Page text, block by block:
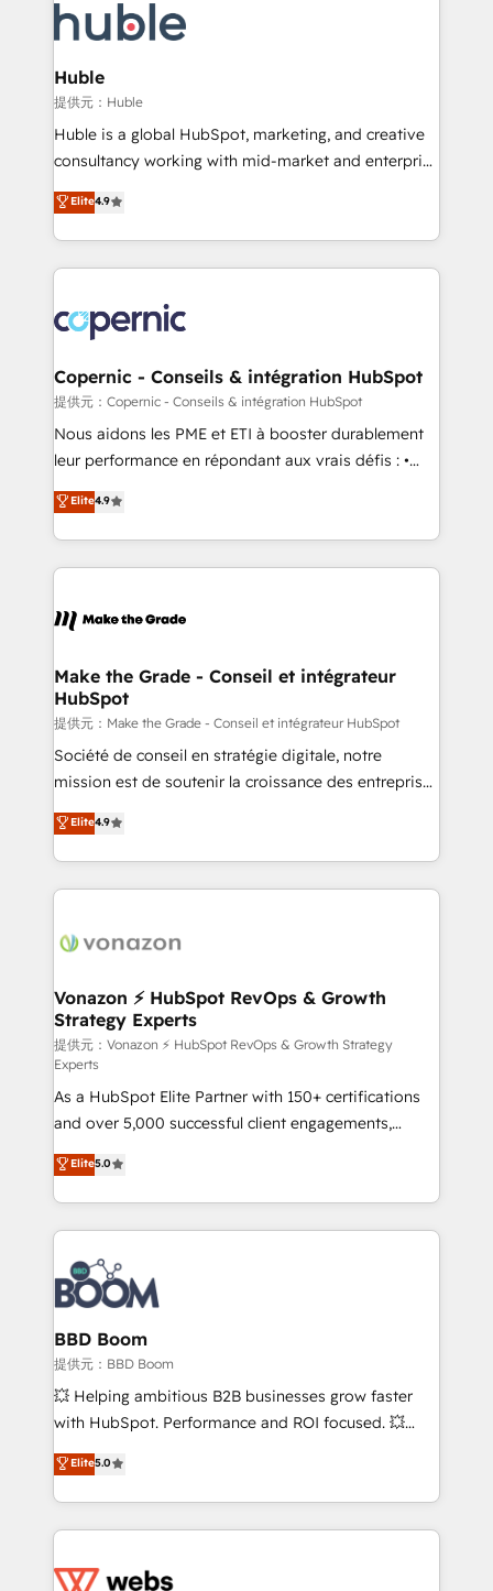
new HubSpot portal with Advanced Website and
CRM Migrations using our in-house "HubScrub" Tool.
skills, processes, and internal team you need to
attract the right buyers, close deals faster, and grow
without outside dependencies. You’ll learn how to: •
Set up, audit, and organize your HubSpot portal •
Get your sales team fully using HubSpot • Track
pipeline and revenue across the entire buyer journey
growth • Create content and videos that attract
buyers • Use AI to scale smarter Our coaching-led
lasts. So if you're ready to become the most trusted
voice in your market, let’s talk.
Huble
提供元：Huble
Huble is a global HubSpot, marketing, and creative
consultancy working with mid-market and enterprise
businesses. We go beyond implementation, shaping
the strategy, processes, and teams that turn
HubSpot into a genuine growth engine. Named
HubSpot's Global Partner of the Year in 2024,
worldwide, and with over 15 years in the ecosystem,
Huble has built a track record that speaks for itself.
One company, one operating model, delivering
across offices and consulting teams in the UK, USA,
Canada, Germany, France, Belgium, Singapore, and
South Africa. Certified compliant with ISO/IEC
international offices and 175+ employees.
Elite4.9
Copernic - Conseils & intégration HubSpot
提供元：Copernic - Conseils & intégration HubSpot
Nous aidons les PME et ETI à booster durablement
leur performance en répondant aux vrais défis : •
Intégration de HubSpot avec d’autres outils (ERP,
téléphonie, etc.) • Alignement des équipes grâce à un
outil et des données partagées • Amélioration de la
collecte et de l’analyse des données pour des
de la productivité des équipes Notre équipe de 30
avec un engagement total, alignant processus
métiers et technologie, et guidant vos équipes à
travers le changement, tout en centrant vos objectifs
d’entreprise. Grâce à une méthodologie éprouvée
auprès de plus de 400 clients, nous comprenons
HubSpot dans votre organisation. Pour toute
question technique ou besoin de structuration de
Elite4.9
Make the Grade - Conseil et intégrateur
HubSpot
提供元：Make the Grade - Conseil et intégrateur HubSpot
Société de conseil en stratégie digitale, notre
mission est de soutenir la croissance des entreprises
B2B à travers l’acquisition de nouveaux clients,
l'intégration CRM et le développement des revenus
auprès de vos comptes existants. En France et à
l'international, nous travaillons avec des ETI
delà d’une simple transformation digitale et des
➤ L’intégration de CRM et de méthodologie RevOps
pour aligner les équipes marketing, commerciales et
support client (data migration, synchronisation API,
audit et maintenance) ➤ La création de sites internet
de conversion qui transforment les visiteurs en
opportunités d'affaires ➤ La mise en place de
stratégies d'acquisition marketing (SEO, SEA,
inbound, automatisation marketing, ABM, IA,
emailing) Informations clés : - 10 ans d'expérience -
100+ intégrations CRM HubSpot réussies - 40
experts conseil - 150 certifications HubSpot
cumulées
Elite4.9
Vonazon ⚡ HubSpot RevOps & Growth
Strategy Experts
提供元：Vonazon ⚡ HubSpot RevOps & Growth Strategy
Experts
As a HubSpot Elite Partner with 150+ certifications
and over 5,000 successful client engagements,
Vonazon turns marketing complexity into
measurable, scalable growth. From onboarding to
enterprise-grade campaigns, our in-house team
builds scalable strategies that drive long-term
revenue. ⚙️ HubSpot Integration & Optimization •
Seamless CRM, CMS, and automation setup •
Complex platform migrations and data cleanups •
Custom APIs and third-party integrations 📈 End-to-
End Revenue Acceleration • Lifecycle marketing and
pipeline growth programs • Sales enablement tools
and CRM optimization • Retention strategies with
Execution • 750+ onboardings and 2,000+
implementations • Deep expertise across marketing,
Elite5.0
BBD Boom
提供元：BBD Boom
💥 Helping ambitious B2B businesses grow faster
with HubSpot. Performance and ROI focused. 💥
BBD Boom is the HubSpot partner that can help you
to HubSpot Better. We work with your teams to
solve all your HubSpot challenges and improve user
adoption, sales process and marketing results.
the first time 🔧 Designing and optimising your
Elite5.0